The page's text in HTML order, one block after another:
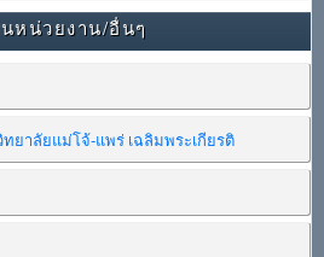
หน่วยงาน/อื่นๆ
ยาลัยแม่โจ้-แพร่ เฉลิมพระเกียรติ